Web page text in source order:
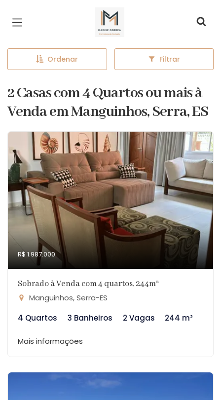
Página inicial
Ordenar Filtrar
2 Casas com 4 Quartos ou mais à
Venda em Manguinhos, Serra, ES
R$ 1.987.000
Sobrado à Venda com 4 quartos, 244m²
Manguinhos, Serra-ES
4 Quartos
3 Banheiros 2 Vagas 244 m²
Mais informações